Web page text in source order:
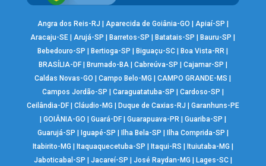
Angra dos Reis-RJ Aparecida de Goiânia-GO Apiaí-SP
Aracaju-SE |Arujá-SP Barretos-SP Batatais-SP Bauru-SP
Bebedouro-SP
Bertioga-SP Biguaçu-SC Boa Vista-RR
BRASÍLIA-DF| Brumado-BA| Cabreúva-SP Cajamar-SP
Caldas Novas-GO
|Campo Belo-MG |CAMPO GRANDE-MS
Campos Jordão-SP
Caraguatatuba-SP Cardoso-SP
Ceilândia-DF| Cláudio-MG Duque de Caxias-RJ
Garanhuns-PE
GOIÂNIA-GO Guará-DF| Guarapuava-PR| Guariba-SP
Guarujá-SP
Iguapé-SP Ilha Bela-SP Ilha Comprida-SP
Itabirito-MG
Itaquaquecetuba-SP Itaqui-RS Ituiutaba-MG
Jaboticabal-SP
Jacareí-SP José Raydan-MG Lages-SC|